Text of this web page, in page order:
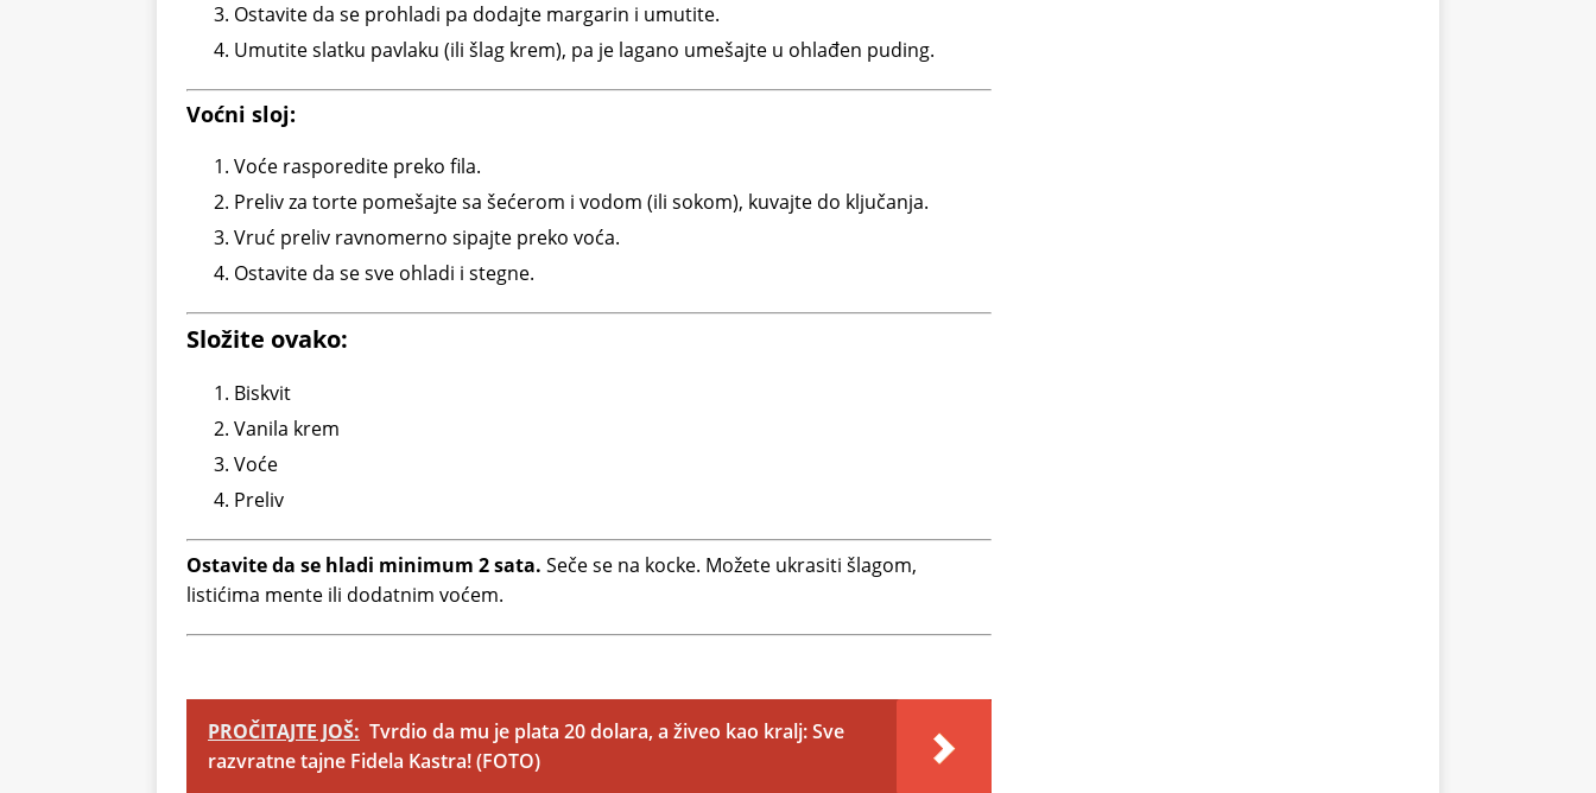
Ostavite da se prohladi pa dodajte margarin i umutite.
Umutite slatku pavlaku (ili šlag krem), pa je lagano umešajte u ohlađen puding.
Voćni sloj:
Voće rasporedite preko fila.
Preliv za torte pomešajte sa šećerom i vodom (ili sokom), kuvajte do ključanja.
Vruć preliv ravnomerno sipajte preko voća.
Ostavite da se sve ohladi i stegne.
Složite ovako:
Biskvit
Vanila krem
Voće
Preliv
Ostavite da se hladi minimum 2 sata. Seče se na kocke. Možete ukrasiti šlagom,
listićima mente ili dodatnim voćem.
PROČITAJTE JOŠ: Tvrdio da mu je plata 20 dolara, a živeo kao kralj: Sve
razvratne tajne Fidela Kastra! (FOTO)